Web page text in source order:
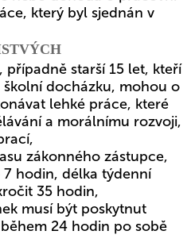
který byl sjednán v
, případně starší 15 let, kteří
docházku, mohou o
lehké práce, které
a morálnímu rozvoji,
zákonného zástupce,
hodin, délka týdenní
35 hodin,
musí být poskytnut
24 hodin po sobě